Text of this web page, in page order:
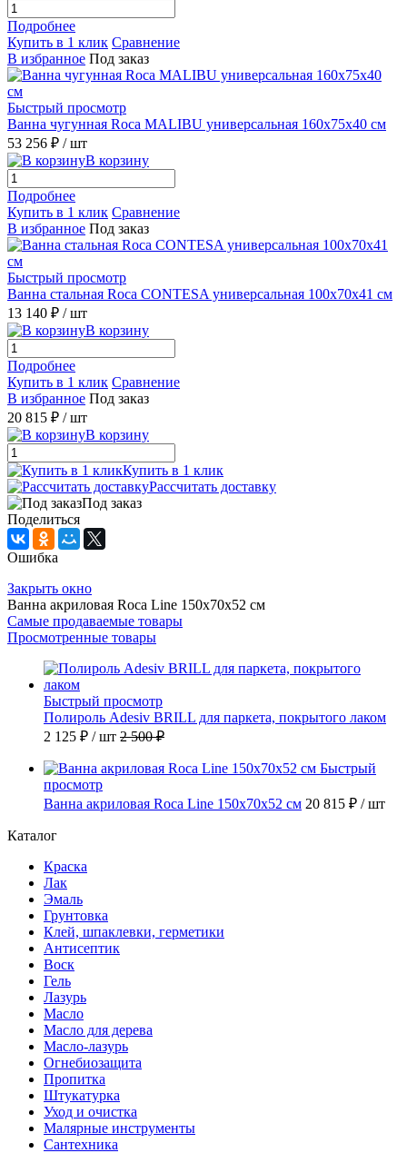
Подробнее
Купить в 1 клик Сравнение
В избранное Под заказ
Быстрый просмотр
Ванна чугунная Roca MALIBU универсальная 160x75x40 см
53 256 ₽ / шт
В корзину
Подробнее
Купить в 1 клик Сравнение
В избранное Под заказ
Быстрый просмотр
Ванна стальная Roca CONTESA универсальная 100x70x41 см
13 140 ₽ / шт
В корзину
Подробнее
Купить в 1 клик Сравнение
В избранное Под заказ
20 815 ₽ / шт
В корзину
Купить в 1 клик
Рассчитать доставку
Под заказ
Поделиться
Ошибка
Закрыть окно
Ванна акриловая Roca Line 150x70x52 см
Самые продаваемые товары
Просмотренные товары
Быстрый просмотр
Полироль Adesiv BRILL для паркета, покрытого лаком
2 125 ₽ / шт 2 500 ₽
Быстрый
просмотр
Ванна акриловая Roca Line 150x70x52 см 20 815 ₽ / шт
Каталог
Краска
Лак
Эмаль
Грунтовка
Клей, шпаклевки, герметики
Антисептик
Воск
Гель
Лазурь
Масло
Масло для дерева
Масло-лазурь
Огнебиозащита
Пропитка
Штукатурка
Уход и очистка
Малярные инструменты
Сантехника